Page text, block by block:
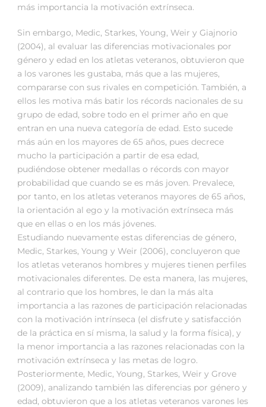
más importancia la motivación extrínseca.
Sin embargo, Medic, Starkes, Young, Weir y Giajnorio
(2004), al evaluar las diferencias motivacionales por
género y edad en los atletas veteranos, obtuvieron que
a los varones les gustaba, más que a las mujeres,
compararse con sus rivales en competición. También, a
ellos les motiva más batir los récords nacionales de su
grupo de edad, sobre todo en el primer año en que
entran en una nueva categoría de edad. Esto sucede
más aún en los mayores de 65 años, pues decrece
mucho la participación a partir de esa edad,
pudiéndose obtener medallas o récords con mayor
probabilidad que cuando se es más joven. Prevalece,
por tanto, en los atletas veteranos mayores de 65 años,
la orientación al ego y la motivación extrínseca más
que en ellas o en los más jóvenes.
Estudiando nuevamente estas diferencias de género,
Medic, Starkes, Young y Weir (2006), concluyeron que
los atletas veteranos hombres y mujeres tienen perfiles
motivacionales diferentes. De esta manera, las mujeres,
al contrario que los hombres, le dan la más alta
importancia a las razones de participación relacionadas
con la motivación intrínseca (el disfrute y satisfacción
de la práctica en sí misma, la salud y la forma física), y
la menor importancia a las razones relacionadas con la
motivación extrínseca y las metas de logro.
Posteriormente, Medic, Young, Starkes, Weir y Grove
(2009), analizando también las diferencias por género y
edad, obtuvieron que a los atletas veteranos varones les